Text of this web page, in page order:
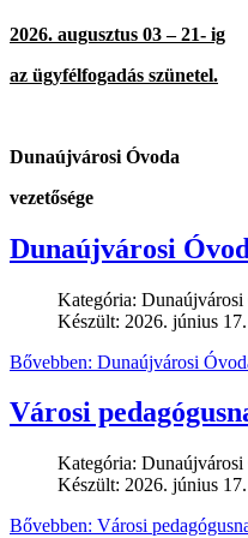
2026. augusztus 03 – 21- ig
az ügyfélfogadás szünetel.
Dunaújvárosi Óvoda
vezetősége
Dunaújvárosi
Kategória: Dunaújvárosi
Készült: 2026. június 17.
Bővebben: Dunaújvárosi
Városi
Kategória: Dunaújvárosi
Készült: 2026. június 17.
Bővebben: Városi